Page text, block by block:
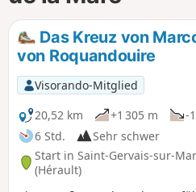
Das Kreuz von
von Roquandouire
Visorando-Mitglied
20,52 km
+1 305 m
-
6 Std.
Sehr schwer
Start in Saint-Gervais-sur-
(Hérault)